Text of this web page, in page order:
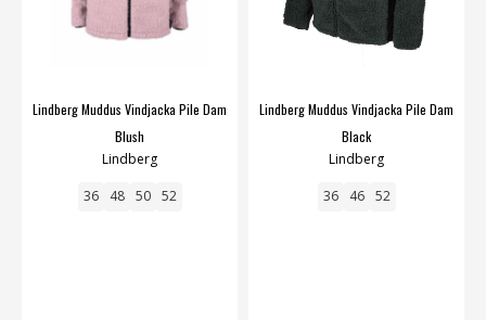
Lindberg Muddus Vindjacka Pile Dam
Blush
Lindberg
36 48 50 52
Lindberg Muddus Vindjacka Pile Dam
Black
Lindberg
36 46 52